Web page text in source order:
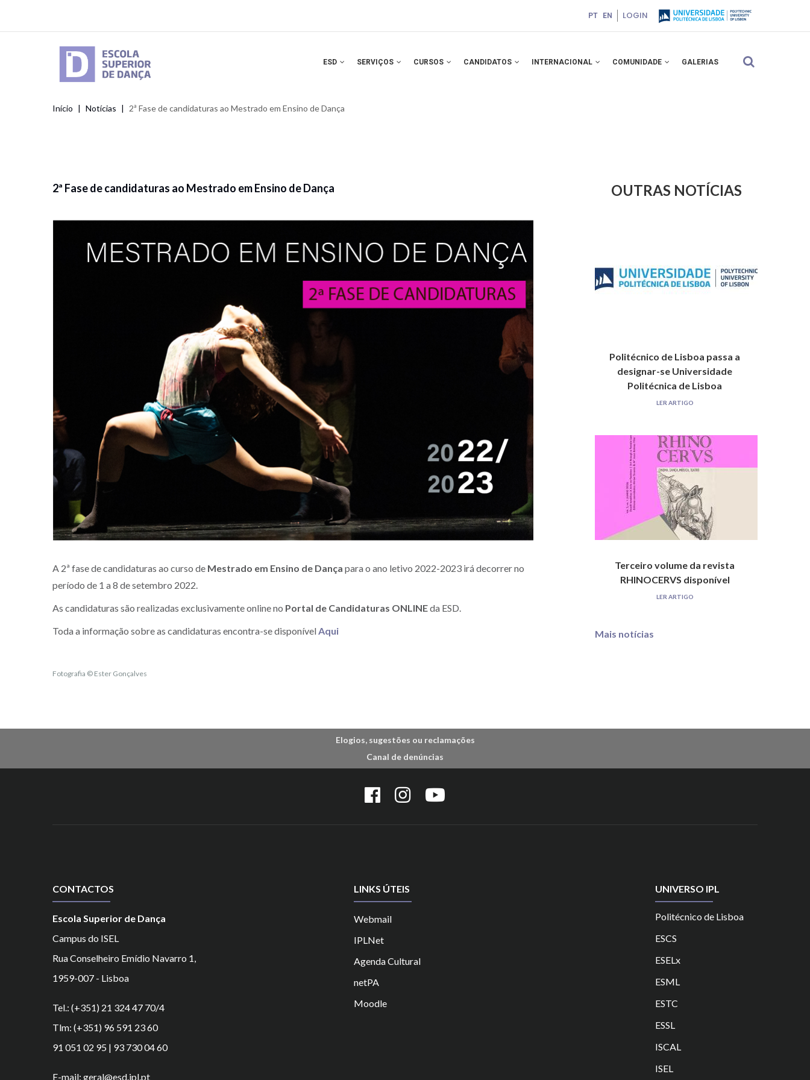
LOGIN
PT EN
ESD SERVIÇOS CURSOS CANDIDATOS INTERNACIONAL COMUNIDADE GALERIAS
Navegação
Início Notícias 2ª Fase de candidaturas ao Mestrado em Ensino de Dança
2ª Fase de candidaturas ao Mestrado em Ensino de Dança
A 2ª fase de candidaturas ao curso de Mestrado em Ensino de Dança para o ano letivo 2022-2023 irá decorrer no
período de 1 a 8 de setembro 2022.
As candidaturas são realizadas exclusivamente online no Portal de Candidaturas ONLINEda ESD.
Toda a informação sobre as candidaturas encontra-se disponível Aqui
Fotografia © Ester Gonçalves
OUTRAS NOTÍCIAS
Politécnico de Lisboa passa a
designar-se Universidade
Politécnica de Lisboa
LER ARTIGO
Terceiro volume da revista
RHINOCERVS disponível
LER ARTIGO
Mais notícias
Elogios, sugestões ou reclamações
Canal de denúncias
CONTACTOS
Escola Superior de Dança
Campus do ISEL
Rua Conselheiro Emídio Navarro 1,
1959-007 - Lisboa
Tel.: (+351) 21 324 47 70/4
Tlm: (+351) 96 591 23 60
91 051 02 95 | 93 730 04 60
E-mail: geral@esd.ipl.pt
LINKS ÚTEIS
Webmail
IPLNet
Agenda Cultural
netPA
Moodle
UNIVERSO IPL
Politécnico de Lisboa
ESCS
ESELx
ESML
ESTC
ESSL
ISCAL
ISEL